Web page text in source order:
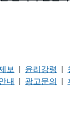
보 | 윤리강령 |
내 | 광고문의 |